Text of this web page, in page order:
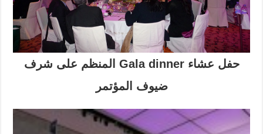
حفل عشاء Gala dinner المنظم على شرف
ضيوف المؤتمر